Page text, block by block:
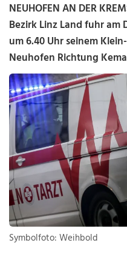
NEUHOFEN AN DER
Bezirk Linz Land fuhr am
um 6.40 Uhr seinem
Neuhofen Richtung
Symbolfoto: Weihbold